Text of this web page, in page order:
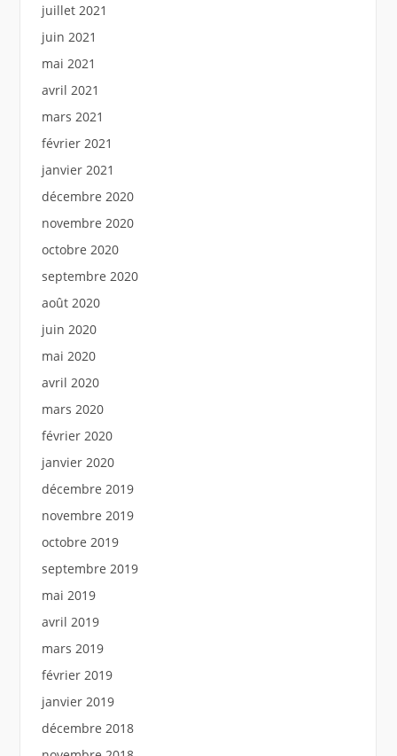
juillet 2021
juin 2021
mai 2021
avril 2021
mars 2021
février 2021
janvier 2021
décembre 2020
novembre 2020
octobre 2020
septembre 2020
août 2020
juin 2020
mai 2020
avril 2020
mars 2020
février 2020
janvier 2020
décembre 2019
novembre 2019
octobre 2019
septembre 2019
mai 2019
avril 2019
mars 2019
février 2019
janvier 2019
décembre 2018